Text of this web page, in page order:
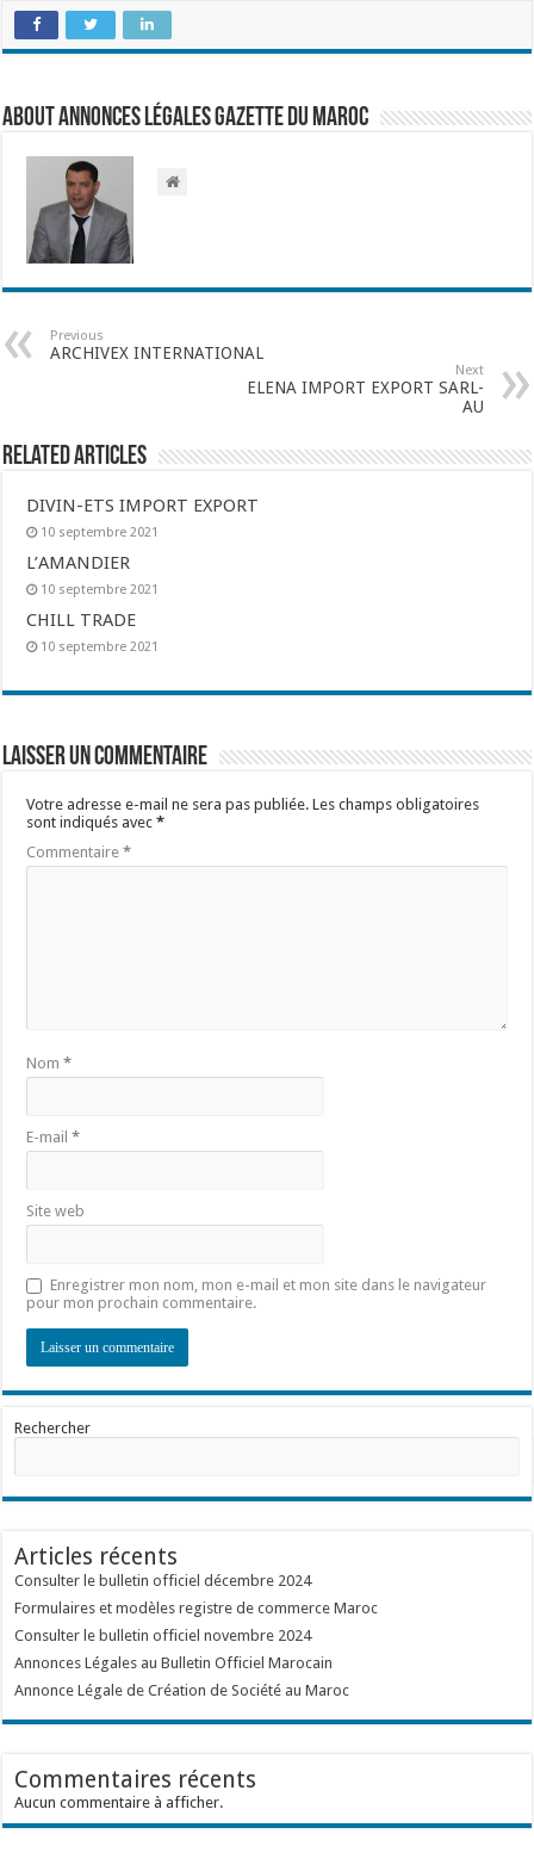
About Annonces légales Gazette du Maroc
Previous
ARCHIVEX INTERNATIONAL
Next
ELENA IMPORT EXPORT SARL-
AU
Related Articles
DIVIN-ETS IMPORT EXPORT
10 septembre 2021
L’AMANDIER
10 septembre 2021
CHILL TRADE
10 septembre 2021
Laisser un commentaire
Votre adresse e-mail ne sera pas publiée. Les champs obligatoires
sont indiqués avec*
Commentaire*
Nom*
E-mail*
Site web
Enregistrer mon nom, mon e-mail et mon site dans le navigateur
pour mon prochain commentaire.
Rechercher
Articles récents
Consulter le bulletin officiel décembre 2024
Formulaires et modèles registre de commerce Maroc
Consulter le bulletin officiel novembre 2024
Annonces Légales au Bulletin Officiel Marocain
Annonce Légale de Création de Société au Maroc
Commentaires récents
Aucun commentaire à afficher.